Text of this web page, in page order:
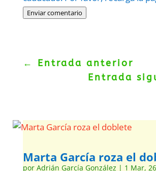
Enviar comentario
← Entrada anterior
Entrada
Marta García roza el
por Adrián García González | 1 Mar,